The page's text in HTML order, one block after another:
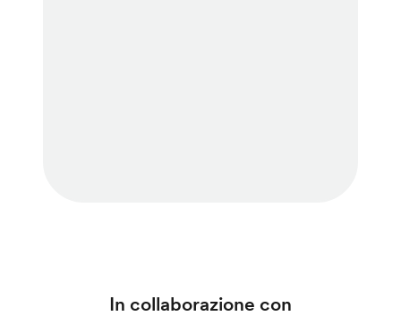
In collaborazione con